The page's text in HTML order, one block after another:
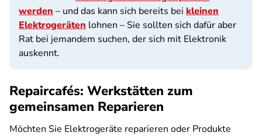
werden – und das kann sich bereits bei kleinen
Elektrogeräten lohnen – Sie sollten sich dafür aber
Rat bei jemandem suchen, der sich mit Elektronik
auskennt.
Repaircafés: Werkstätten zum
gemeinsamen Reparieren
Möchten Sie Elektrogeräte reparieren oder Produkte